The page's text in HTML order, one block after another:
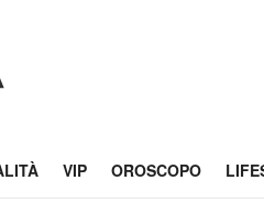
VIP OROSCOPO